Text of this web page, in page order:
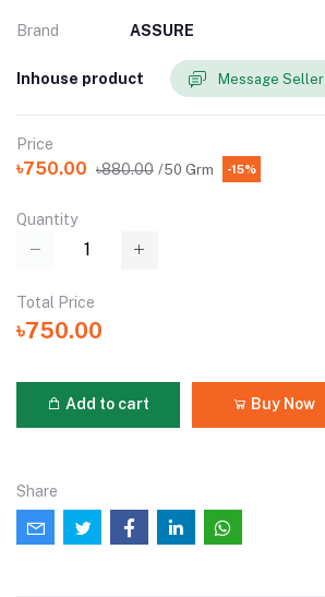
Brand ASSURE
Inhouse product Message Seller
Price
৳750.00 ৳880.00 /50 Grm -15%
Quantity
Total Price
৳750.00
Add to cart Buy Now
Share